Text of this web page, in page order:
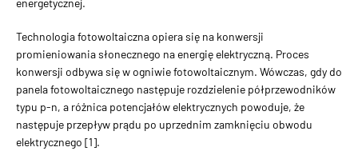
Technologia fotowoltaiczna opiera się na konwersji
promieniowania słonecznego na energię elektryczną. Proces
konwersji odbywa się w ogniwie fotowoltaicznym. Wówczas, gdy do
panela fotowoltaicznego następuje rozdzielenie półprzewodników
typu p-n, a różnica potencjałów elektrycznych powoduje, że
następuje przepływ prądu po uprzednim zamknięciu obwodu
elektrycznego [1].